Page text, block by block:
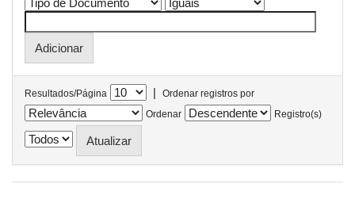
Resultados/Página |
Ordenar registros por
Ordenar
Registro(s)